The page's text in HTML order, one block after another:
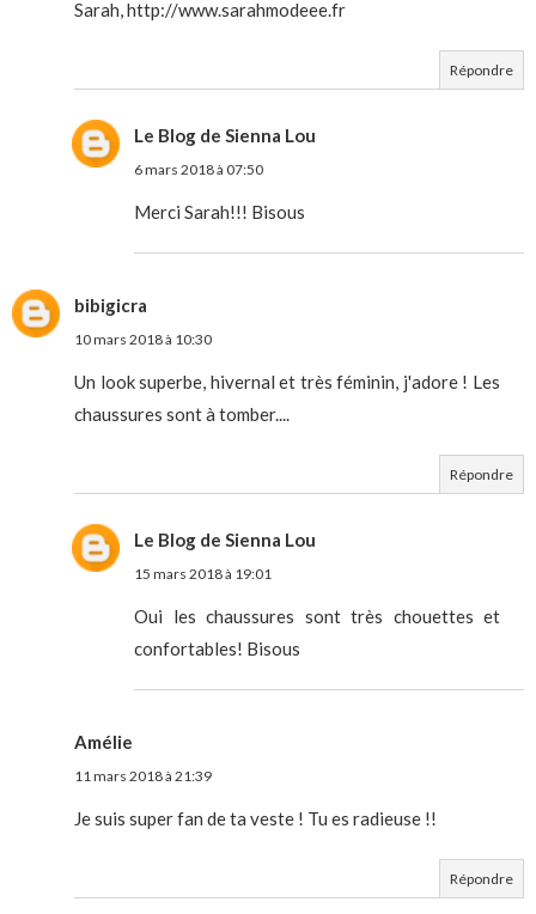
Sarah, http://www.sarahmodeee.fr
Répondre
Le Blog de Sienna Lou
6 mars 2018 à 07:50
Merci Sarah!!! Bisous
bibigicra
10 mars 2018 à 10:30
Un look superbe, hivernal et très féminin, j'adore ! Les
chaussures sont à tomber....
Répondre
Le Blog de Sienna Lou
15 mars 2018 à 19:01
Oui les chaussures sont très chouettes et
confortables! Bisous
Amélie
11 mars 2018 à 21:39
Je suis super fan de ta veste ! Tu es radieuse !!
Répondre